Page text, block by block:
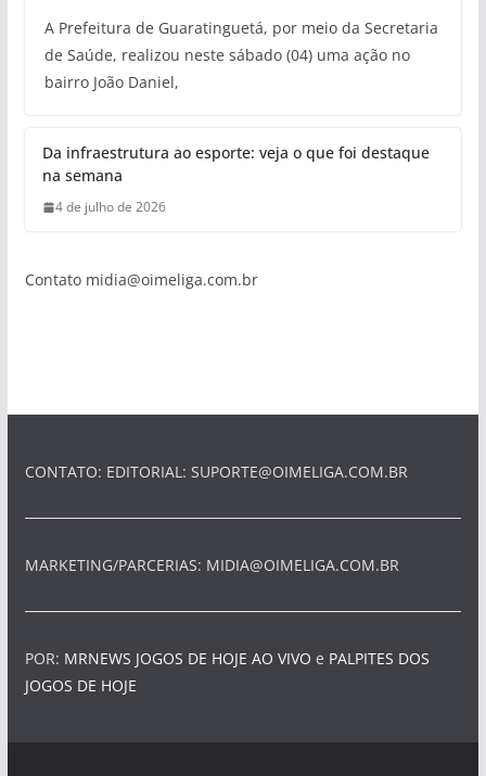
A Prefeitura de Guaratinguetá, por meio da Secretaria
de Saúde, realizou neste sábado (04) uma ação no
bairro João Daniel,
Da infraestrutura ao esporte: veja o que foi destaque
na semana
4 de julho de 2026
Contato midia@oimeliga.com.br
CONTATO: EDITORIAL: SUPORTE@OIMELIGA.COM.BR
MARKETING/PARCERIAS: MIDIA@OIMELIGA.COM.BR
POR: MRNEWS JOGOS DE HOJE AO VIVO e PALPITES DOS
JOGOS DE HOJE